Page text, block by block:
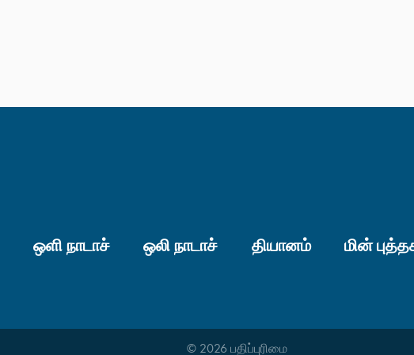
ஒளி நாடாச் ஒலி நாடாச் தியானம் மின்
© 2026 பதிப்புரிமை